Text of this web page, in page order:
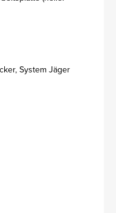
System Jäger